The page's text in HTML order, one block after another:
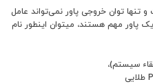
و تنها توان خروجی پاور نمی‌تواند عامل
پاور مهم هستند، میتوان اینطور نام
سیستم)،